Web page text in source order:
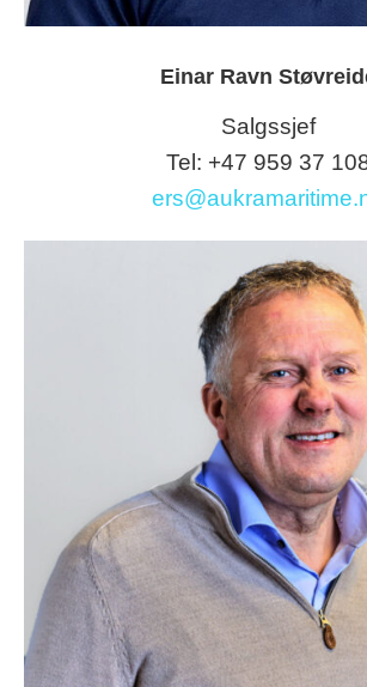
Einar Ravn
Salgssjef
Tel: +47 959 37